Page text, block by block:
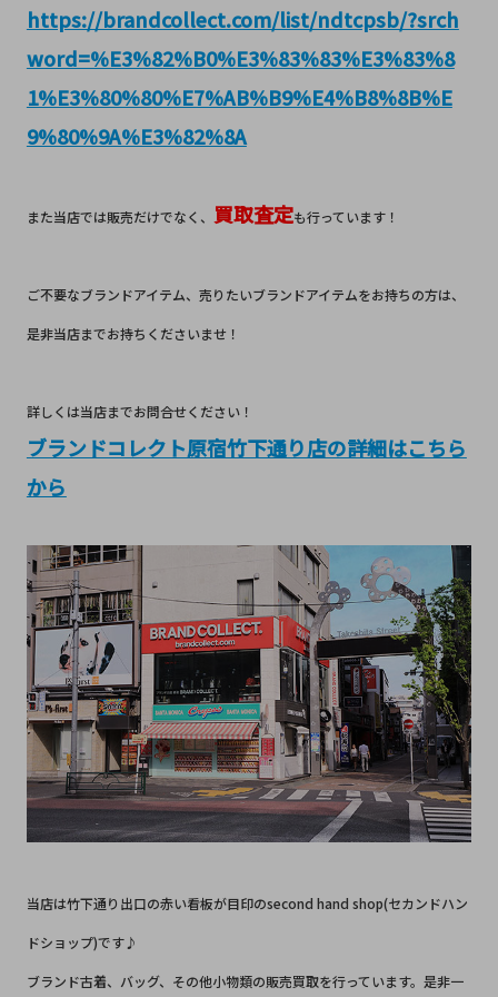
https://brandcollect.com/list/ndtcpsb/?srch
word=%E3%82%B0%E3%83%83%E3%83%8
1%E3%80%80%E7%AB%B9%E4%B8%8B%E
9%80%9A%E3%82%8A
また当店では販売だけでなく、 買取査定も行っています！
ご不要なブランドアイテム、売りたいブランドアイテムをお持ちの方は、
是非当店までお持ちくださいませ！
詳しくは当店までお問合せください！
ブランドコレクト原宿竹下通り店の詳細はこちら
から
当店は竹下通り出口の赤い看板が目印のsecond hand shop(セカンドハン
ドショップ)です♪
ブランド古着、バッグ、その他小物類の販売買取を行っています。是非一